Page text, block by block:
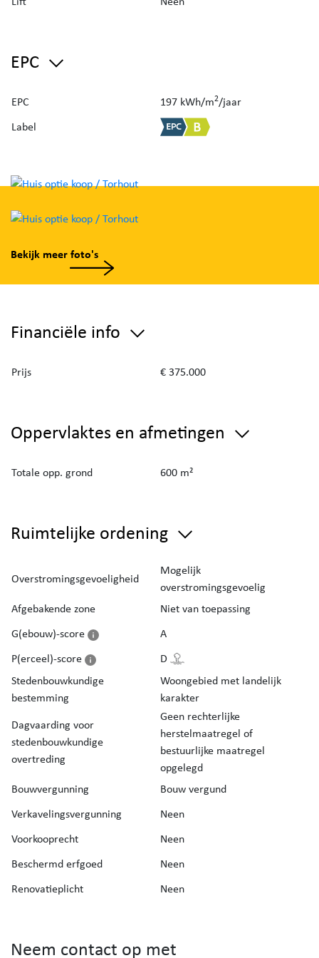
beschikt het gelijkvloers over een bureelhoek, een
inpandige garage én een extra berging/garage.
Via de vaste trap in de inkomhal, bereiken we het
eerste verdiep. De eerste verdieping bestaat uit
(ligbad, inloopdouche, lavabomeubel + toilet). Tot
zolderverdiep, via een valtrap.
Een unieke troef van deze eigendom betreft de
zonnige tuin met terras + overkapping.
Mogelijkheid tot bijkomende aankoop van het
aangrenzend bijgebouw. Het bijgebouw beschikt
opgericht in 2015-2016 en heeft een oppervlakte
Kortom een prachtige eigendom! Zeker een
EPC
EPC 197 kWh/m2/jaar
Label
Bekijk meer foto's
Financiële info
Prijs € 375.000
Oppervlaktes en afmetingen
Totale opp. grond 600 m²
Ruimtelijke ordening
Overstromingsgevoeligheid
Mogelijk
overstromingsgevoelig
Afgebakende zone
Niet van toepassing
G(ebouw)-score
A
P(erceel)-score
D
Stedenbouwkundige
bestemming
Woongebied met landelijk
karakter
Dagvaarding voor
stedenbouwkundige
overtreding
Geen rechterlijke
herstelmaatregel of
bestuurlijke maatregel
opgelegd
Bouwvergunning
Bouw vergund
Verkavelingsvergunning
Neen
Voorkooprecht
Neen
Beschermd erfgoed
Neen
Renovatieplicht
Neen
Neem contact op met